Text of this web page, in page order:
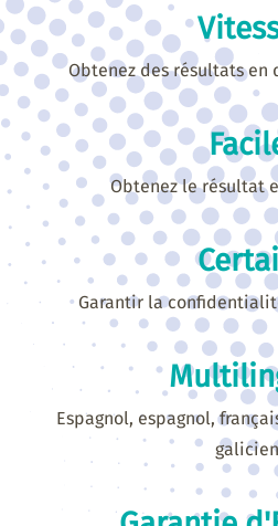
Obtenez des résultats en
Obtenez le résultat
Garantir la
Espagnol, espagnol,
galicien